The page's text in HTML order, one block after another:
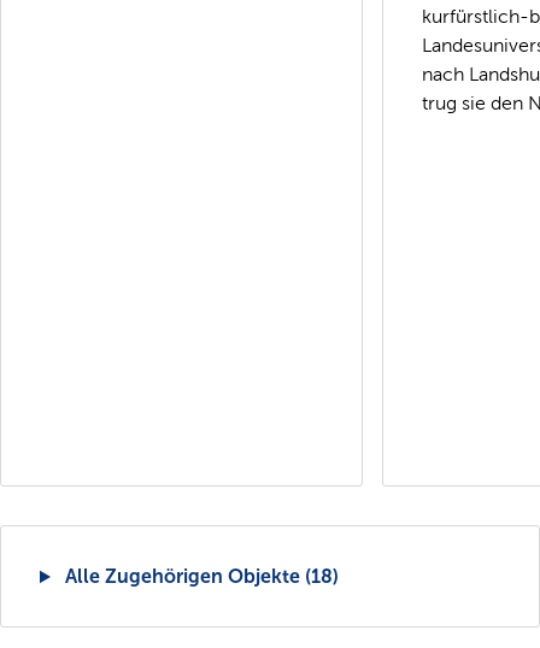
kurfürstlich-
nach
trug sie den
Alle Zugehörigen Objekte (18)